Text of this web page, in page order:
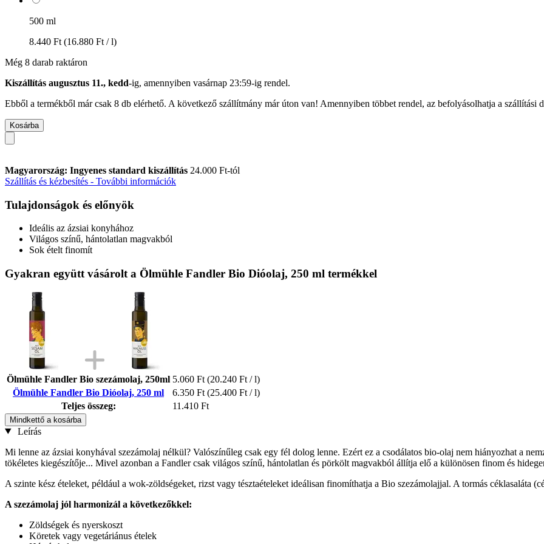
500 ml
8.440 Ft (16.880 Ft / l)
Még 8 darab raktáron
Kiszállítás augusztus 11., kedd-ig, amennyiben vasárnap 23:59-ig rendel.
Ebből a termékből már csak 8 db elérhető. A következő szállítmány már úton van! Amennyiben többet rendel, az befolyásolhatja a szállítási
Kosárba
Magyarország: Ingyenes standard kiszállítás 24.000 Ft-tól
Szállítás és kézbesítés - További információk
Tulajdonságok és előnyök
Ideális az ázsiai konyhához
Világos színű, hántolatlan magvakból
Sok ételt finomít
Gyakran együtt vásárolt a Ölmühle Fandler Bio Dióolaj, 250 ml termékkel
Ölmühle Fandler Bio szezámolaj, 250ml 5.060 Ft (20.240 Ft / l)
Ölmühle Fandler Bio Dióolaj, 250 ml
6.350 Ft (25.400 Ft / l)
Teljes összeg:
11.410 Ft
Mindkettő a kosárba
Leírás
Mi lenne az ázsiai konyhával szezámolaj nélkül? Valószínűleg csak egy fél dolog lenne. Ezért ez a csodálatos bio-olaj nem hiányozhat a
tökéletes kiegészítője... Mivel azonban a Fandler csak világos színű, hántolatlan és pörkölt magvakból állítja elő a különösen finom és
A szinte kész ételeket, például a wok-zöldségeket, rizst vagy tésztaételeket ideálisan finomíthatja a Bio szezámolajjal. A tormás céklasaláta
A szezámolaj jól harmonizál a következőkkel:
Zöldségek és nyerskoszt
Köretek vagy vegetáriánus ételek